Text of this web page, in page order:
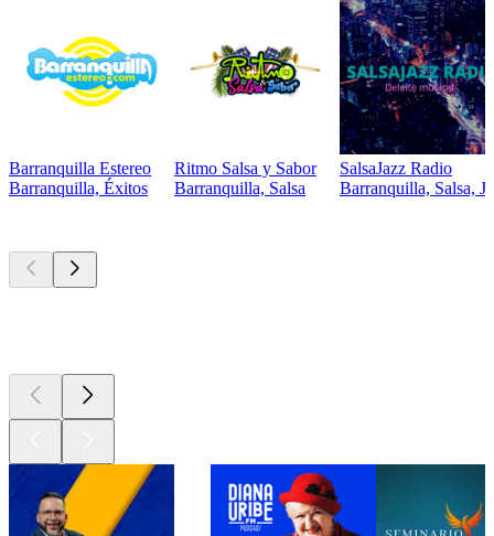
Barranquilla Estereo
Barranquilla, Éxitos
Ritmo Salsa y Sabor
Barranquilla, Salsa
SalsaJazz Radio
Barranquilla, Salsa,